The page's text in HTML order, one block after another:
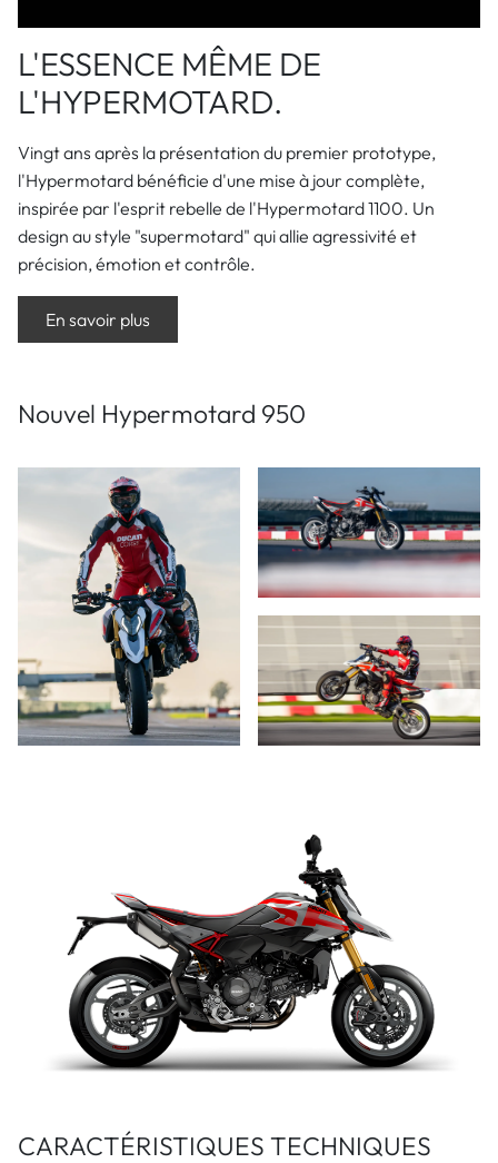
L'ESSENCE MÊME DE
L'HYPERMOTARD.
Vingt ans après la présentation du premier prototype,
l'Hypermotard bénéficie d'une mise à jour complète,
inspirée par l'esprit rebelle de l'Hypermotard 1100. Un
design au style "supermotard" qui allie agressivité et
précision, émotion et contrôle.
En savoir plus
Nouvel Hypermotard 950
CARACTÉRISTIQUES TECHNIQUES